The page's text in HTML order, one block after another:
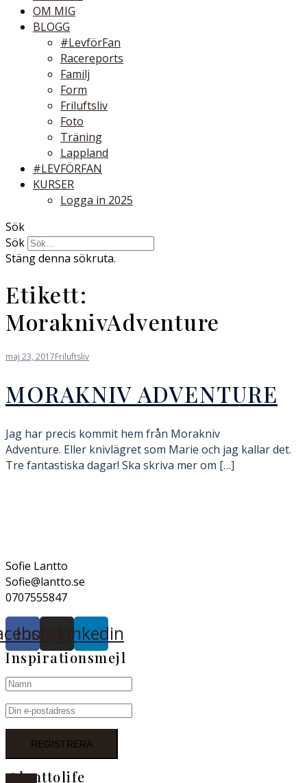
OM MIG
BLOGG
#LevförFan
Racereports
Familj
Form
Friluftsliv
Foto
Träning
Lappland
#LEVFÖRFAN
KURSER
Logga in 2025
Sök
Sök
Stäng denna sökruta.
Etikett:
MoraknivAdventure
maj 23, 2017Friluftsliv
MORAKNIV ADVENTURE
Jag har precis kommit hem från Morakniv
Adventure. Eller knivlägret som Marie och jag kallar det.
Tre fantastiska dagar! Ska skriva mer om […]
Sofie Lantto
Sofie@lantto.se
0707555847
InstagramLinkedin
Inspirationsmejl
@lanttolife